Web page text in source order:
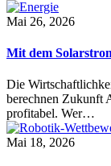
Mai 26, 2026
Mit dem
Die
berechnen Zukunft
profitabel. Wer…
Mai 18, 2026